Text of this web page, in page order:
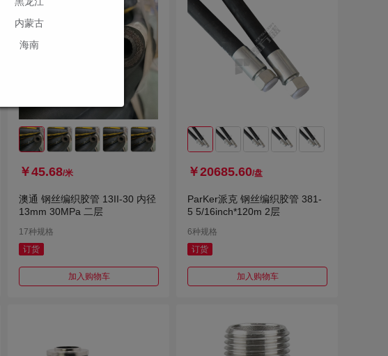
￥45.68/米
澳通 钢丝编织胶管 13II-30 内径
13mm 30MPa 二层
17种规格
订货
加入购物车
￥20685.60/盘
ParKer派克 钢丝编织胶管 381-
5 5/16inch*120m 2层
6种规格
订货
加入购物车
内蒙古
海南